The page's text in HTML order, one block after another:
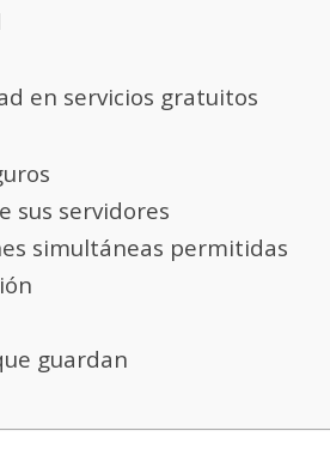
en servicios gratuitos
servidores
simultáneas permitidas
guardan